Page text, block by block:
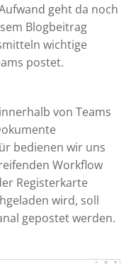
geht da noch
Blogbeitrag
wichtige
postet.
von Teams
bedienen wir uns
Workflow
Registerkarte
wird, soll
gepostet werden.